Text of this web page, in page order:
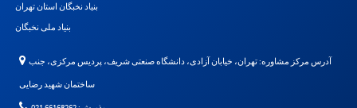
بنیاد نخبگان استان تهران
بنیاد ملی نخبگان
ساختمان شهید رضایی